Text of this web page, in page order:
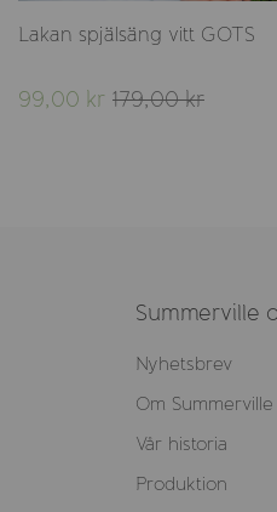
Lakan spjälsäng vitt GOTS
99,00 kr 179,00 kr
Summerville
Nyhetsbrev
Om Summerville
Vår historia
Produktion